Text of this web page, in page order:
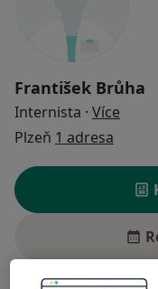
František Brůha
Internista · Více
Plzeň 1 adresa